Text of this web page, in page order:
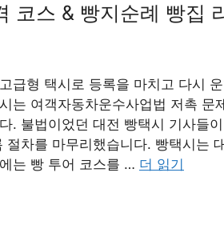
코스 & 빵지순례 빵집
급형 택시로 등록을 마치고 다시
는 여객자동차운수사업법 저촉 문
. 불법이었던 대전 빵택시 기사들
차를 마무리했습니다. 빵택시는
는 빵 투어 코스를 … 더 읽기